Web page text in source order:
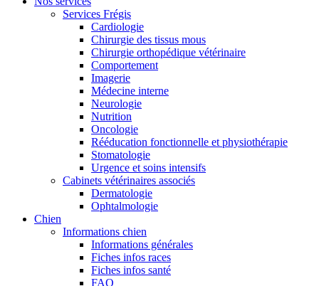
Services Frégis
Cardiologie
Chirurgie des tissus mous
Chirurgie orthopédique vétérinaire
Comportement
Imagerie
Médecine interne
Neurologie
Nutrition
Oncologie
Rééducation fonctionnelle et physiothérapie
Stomatologie
Urgence et soins intensifs
Cabinets vétérinaires associés
Dermatologie
Ophtalmologie
Chien
Informations chien
Informations générales
Fiches infos races
Fiches infos santé
FAQ